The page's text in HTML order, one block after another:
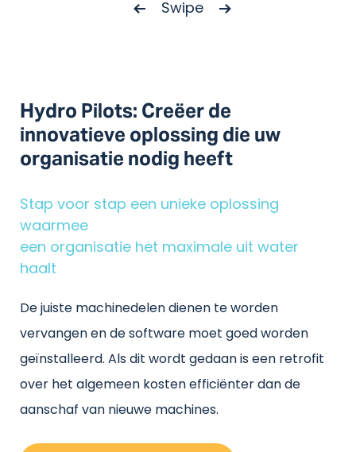
Swipe
Hydro Pilots: Creëer de
innovatieve oplossing die uw
organisatie nodig heeft
Stap voor stap een unieke oplossing
waarmee
een organisatie het maximale uit water
haalt
De juiste machinedelen dienen te worden
vervangen en de software moet goed worden
geïnstalleerd. Als dit wordt gedaan is een retrofit
over het algemeen kosten efficiënter dan de
aanschaf van nieuwe machines.